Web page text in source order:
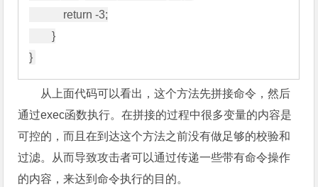
        }
从上面代码可以看出，这个方法先拼接命令，然后
通过exec函数执行。在拼接的过程中很多变量的内容是
可控的，而且在到达这个方法之前没有做足够的校验和
过滤。从而导致攻击者可以通过传递一些带有命令操作
的内容，来达到命令执行的目的。